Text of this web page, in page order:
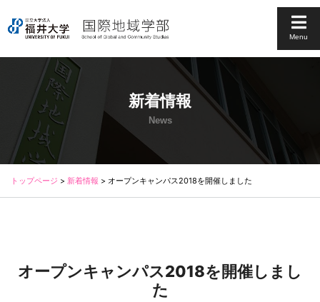
Menu
新着情報
News
トップページ > 新着情報 > オープンキャンパス2018を開催しました
オープンキャンパス2018を開催しまし
た